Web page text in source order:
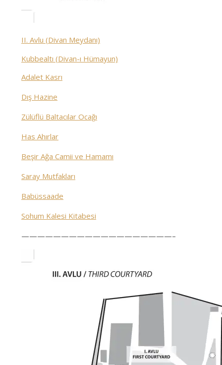
II. Avlu (Divan Meydanı)
Kubbealtı (Divan-ı Hümayun)
Adalet Kasrı
Dış Hazine
Zülüflü Baltacılar Ocağı
Has Ahırlar
Beşir Ağa Camii ve Hamamı
Saray Mutfakları
Babüssaade
Sohum Kalesi Kitabesi
———————————————————–